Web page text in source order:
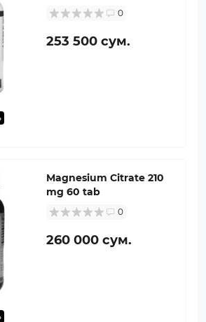
0
253 500 сум.
Magnesium Citrate 210
mg 60 tab
0
260 000 сум.